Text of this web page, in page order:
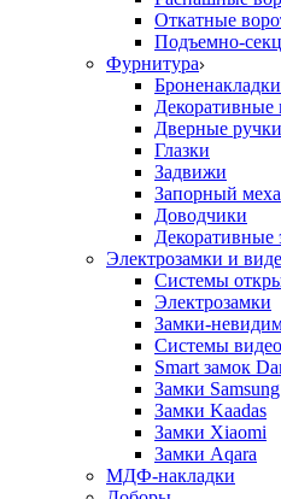
Откатные
Подъемно-
Фурнитура
Броненакладки
Декоративные
Дверные ручки
Глазки
Задвижи
Запорный
Доводчики
Декоративные
Электрозамки и
Системы
Электрозамки
Замки-
Системы
Smart замок
Замки Samsung
Замки Kaadas
Замки Xiaomi
Замки Aqara
МДФ-накладки